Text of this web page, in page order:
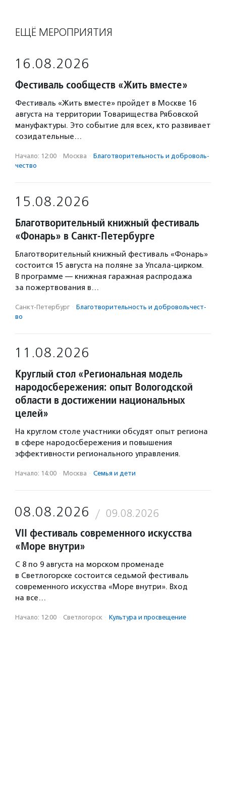
ЕЩЁ МЕРОПРИЯТИЯ
16.08.2026
Фестиваль сообществ «Жить вместе»
Фестиваль «Жить вместе» пройдет в Москве 16
августа на территории Товарищества Рябовской
мануфактуры. Это событие для всех, кто развивает
созидательные…
Начало: 12:00 · Москва · Благотвори­тель­ность и доброволь­
чест­во
15.08.2026
Благотворительный книжный фестиваль
«Фонарь» в Санкт-Петербурге
Благотворительный книжный фестиваль «Фонарь»
состоится 15 августа на поляне за Упсала-цирком.
В программе — книжная гаражная распродажа
за пожертвования в…
Санкт-Петербург · Благотвори­тель­ность и доброволь­чест­
во
11.08.2026
Круглый стол «Региональная модель
народосбережения: опыт Вологодской
области в достижении национальных
целей»
На круглом столе участники обсудят опыт региона
в сфере народосбережения и повышения
эффективности регионального управления.
Начало: 14:00 · Москва · Семья и дети
08.08.2026 09.08.2026
VII фестиваль современного искусства
«Море внутри»
С 8 по 9 августа на морском променаде
в Светлогорске состоится седьмой фестиваль
современного искусства «Море внутри». Вход
на все…
Начало: 12:00 · Светлогорск · Культура и просвещение